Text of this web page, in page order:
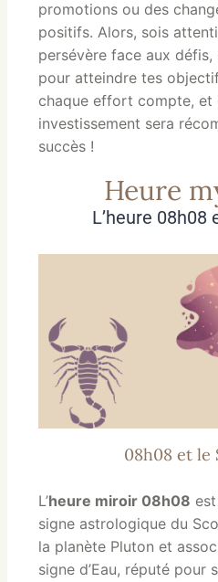
promotions ou des
positifs. Alors, sois
persévère face aux
pour atteindre tes
chaque effort compte, et
investissement sera
succès !
Heure
L’heure 08h08
08h08 et le
L’heure miroir 08h08
signe astrologique du
la planète Pluton et
signe d’Eau, réputé